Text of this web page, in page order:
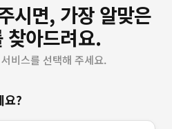
시면, 가장 알맞은
찾아드려요.
비스를 선택해 주세요.
요?